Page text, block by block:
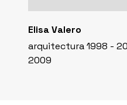
Elisa Valero
arquitectura 1998 -
2009